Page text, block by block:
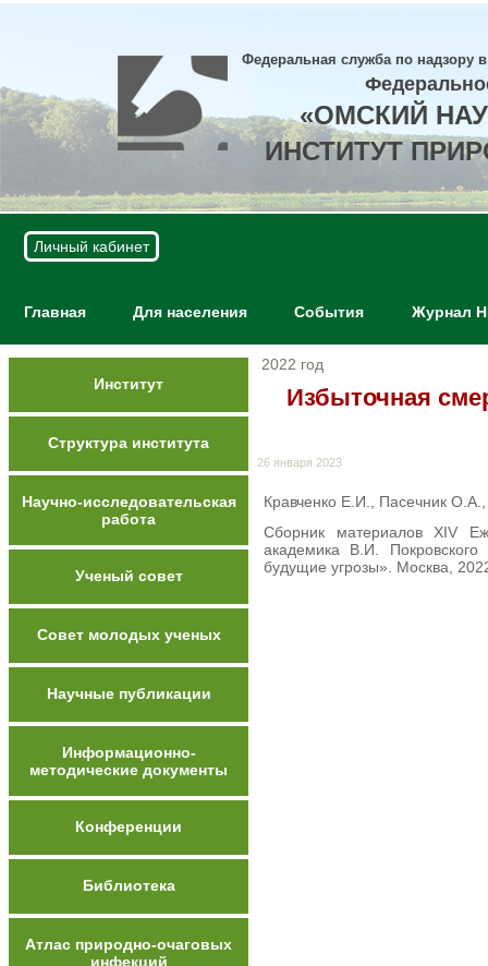
Федеральная служба по надзору
«ОМСКИЙ
ИНСТИТУТ
Личный кабинет
Главная Для населения События Журнал
Институт
Структура института
Научно-исследовательская
работа
Ученый совет
Совет молодых ученых
Научные публикации
Информационно-
методические документы
Конференции
Библиотека
Атлас природно-очаговых
инфекций
2022 год
Избыточная
26 января 2023
Кравченко Е.И., Пасечник
Сборник материалов XIV
академика В.И.
будущие угрозы». Москва,